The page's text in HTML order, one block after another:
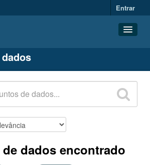
Entrar
dados encontrado